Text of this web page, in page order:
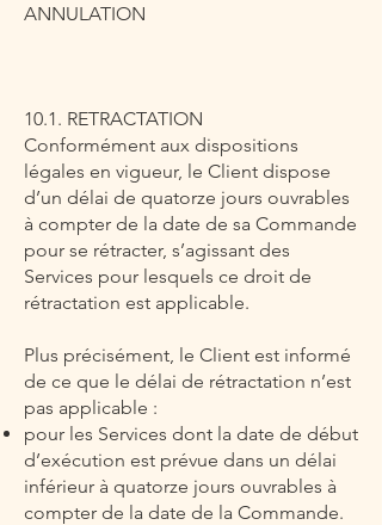
ANNULATION
10.1. RETRACTATION
Conformément aux dispositions
légales en vigueur, le Client dispose
d’un délai de quatorze jours ouvrables
à compter de la date de sa Commande
pour se rétracter, s’agissant des
Services pour lesquels ce droit de
rétractation est applicable.
Plus précisément, le Client est informé
de ce que le délai de rétractation n’est
pas applicable :
pour les Services dont la date de début
d’exécution est prévue dans un délai
inférieur à quatorze jours ouvrables à
compter de la date de la Commande.